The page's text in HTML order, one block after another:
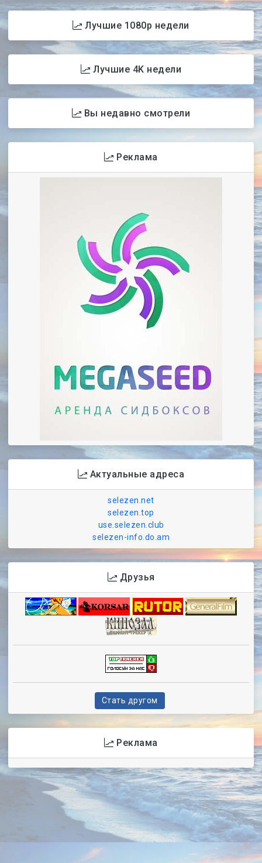
Лучшие 1080p недели
Лучшие 4K недели
Вы недавно смотрели
Реклама
Актуальные адреса
selezen.net
selezen.top
use.selezen.club
selezen-info.do.am
Друзья
Стать другом
Реклама